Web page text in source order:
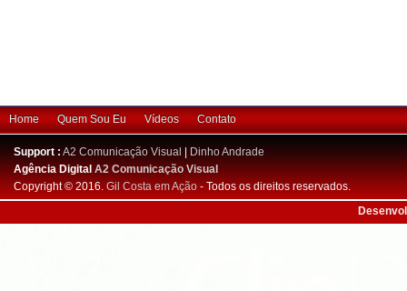
Home Quem Sou Eu Vídeos Contato
Support : A2 Comunicação Visual
Dinho Andrade
Agência DigitalA2 Comunicação Visual
Copyright © 2016. Gil Costa em Ação - Todos os direitos reservados.